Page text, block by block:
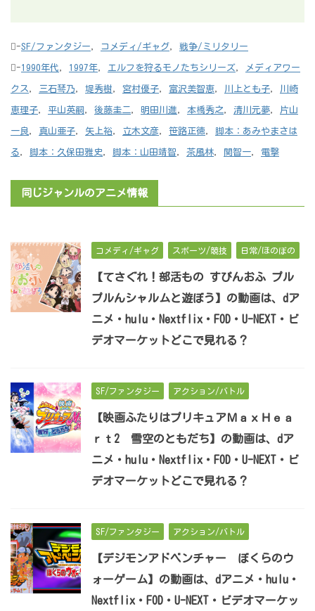
-SF/ファンタジー, コメディ/ギャグ, 戦争/ミリタリー
-1990年代, 1997年, エルフを狩るモノたちシリーズ, メディアワー
クス, 三石琴乃, 堤秀樹, 宮村優子, 富沢美智恵, 川上とも子, 川崎
恵理子, 平山英嗣 , 後藤圭二, 明田川進, 本橋秀之, 清川元夢, 片山
一良, 真山亜子, 矢上裕, 立木文彦, 笹路正徳, 脚本：あみやまさは
る, 脚本：久保田雅史, 脚本：山田靖智, 茶風林, 関智一, 電撃
同じジャンルのアニメ情報
コメディ/ギャグ スポーツ/競技 日常/ほのぼの
【てさぐれ！部活もの すぴんおふ プル
プルんシャルムと遊ぼう】の動画は、dア
ニメ・hulu・Nextflix・FOD・U-NEXT・ビ
デオマーケットどこで見れる？
SF/ファンタジー アクション/バトル
【映画ふたりはプリキュアＭａｘＨｅａ
ｒｔ2 雪空のともだち】の動画は、dア
ニメ・hulu・Nextflix・FOD・U-NEXT・ビ
デオマーケットどこで見れる？
SF/ファンタジー アクション/バトル
【デジモンアドベンチャー ぼくらのウ
ォーゲーム】の動画は、dアニメ・hulu・
Nextflix・FOD・U-NEXT・ビデオマーケッ